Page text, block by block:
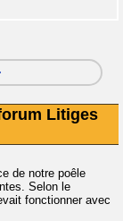
Litiges
de notre poêle
Selon le
fonctionner avec